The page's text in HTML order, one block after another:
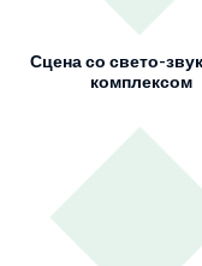
Сцена со свето-
комплексом